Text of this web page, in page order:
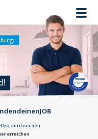
durchsuchen
erreichen